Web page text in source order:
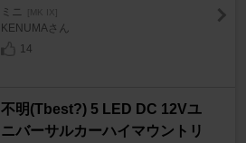
ミニ [MK IX]
KENUMAさん
14
不明(Tbest?) 5 LED DC 12Vユ
ニバーサルカーハイマウントリ